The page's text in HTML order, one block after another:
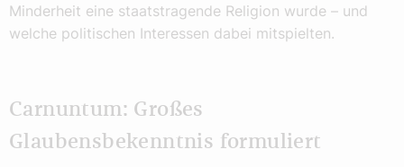
Minderheit eine staatstragende Religion wurde – und
welche politischen Interessen dabei mitspielten.
Carnuntum: Großes
Glaubensbekenntnis formuliert